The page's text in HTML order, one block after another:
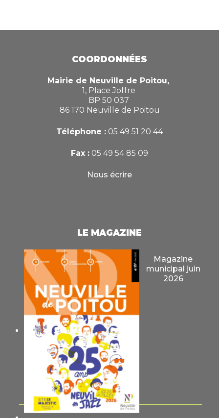
COORDONNÉES
Mairie de Neuville de Poitou,
1, Place Joffre
BP 50 037
86 170 Neuville de Poitou
Téléphone : 05 49 51 20 44
Fax : 05 49 54 85 09
Nous écrire
LE MAGAZINE
Magazine
municipal juin
2026